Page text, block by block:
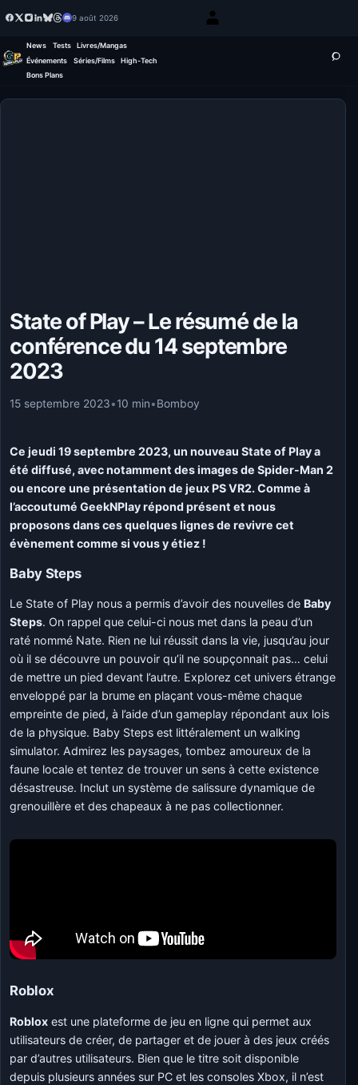
9 août 2026
News Tests
Livres/Mangas
Événements
Séries/Films
High-Tech
Bons Plans
State of Play – Le résumé de la
conférence du 14 septembre
2023
15 septembre 2023•10 min•Bomboy
Ce jeudi 19 septembre 2023, un nouveau State of Play a
été diffusé, avec notamment des images de Spider-Man 2
ou encore une présentation de jeux PS VR2. Comme à
l’accoutumé GeekNPlay répond présent et nous
proposons dans ces quelques lignes de revivre cet
évènement comme si vous y étiez !
Baby Steps
Le State of Play nous a permis d’avoir des nouvelles de Baby
Steps. On rappel que celui-ci nous met dans la peau d’un
raté nommé Nate. Rien ne lui réussit dans la vie, jusqu’au jour
où il se découvre un pouvoir qu’il ne soupçonnait pas… celui
de mettre un pied devant l’autre. Explorez cet univers étrange
enveloppé par la brume en plaçant vous-même chaque
empreinte de pied, à l’aide d’un gameplay répondant aux lois
de la physique. Baby Steps est littéralement un walking
simulator. Admirez les paysages, tombez amoureux de la
faune locale et tentez de trouver un sens à cette existence
désastreuse. Inclut un système de salissure dynamique de
grenouillère et des chapeaux à ne pas collectionner.
Roblox
Roblox est une plateforme de jeu en ligne qui permet aux
utilisateurs de créer, de partager et de jouer à des jeux créés
par d’autres utilisateurs. Bien que le titre soit disponible
depuis plusieurs années sur PC et les consoles Xbox, il n’est